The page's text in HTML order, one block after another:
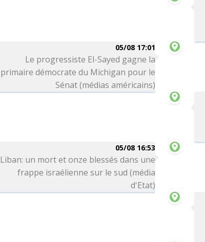
05/08 17:01
Le progressiste El-Sayed gagne la
primaire démocrate du Michigan pour le
Sénat (médias américains)
05/08 16:53
Liban: un mort et onze blessés dans une
frappe israélienne sur le sud (média
d'Etat)